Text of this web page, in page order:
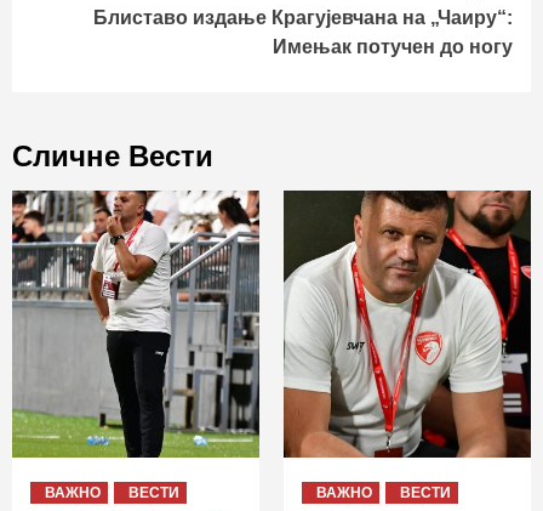
Блиставо издање Крагујевчана на „Чаиру“:
Имењак потучен до ногу
Сличне Вести
ВАЖНО
ВЕСТИ
ВАЖНО
ВЕСТИ